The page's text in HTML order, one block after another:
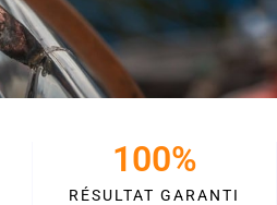
RÉSULTAT GARANTI
100%